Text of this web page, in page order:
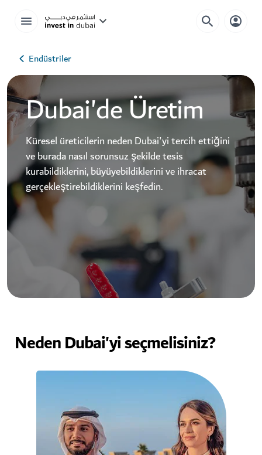
Endüstriler
Dubai'de Üretim
Küresel üreticilerin neden Dubai'yi tercih ettiğini
ve burada nasıl sorunsuz şekilde tesis
kurabildiklerini, büyüyebildiklerini ve ihracat
gerçekleştirebildiklerini keşfedin.
Neden Dubai'yi seçmelisiniz?